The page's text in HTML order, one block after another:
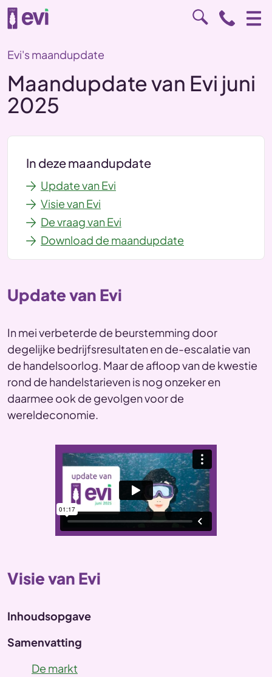
Evi's maandupdate
Maandupdate van Evi juni
2025
In deze maandupdate
Update van Evi
Visie van Evi
De vraag van Evi
Download de maandupdate
Update van Evi
In mei verbeterde de beurstemming door
degelijke bedrijfsresultaten en de-escalatie van
de handelsoorlog. Maar de afloop van de kwestie
rond de handelstarieven is nog onzeker en
daarmee ook de gevolgen voor de
wereldeconomie.
Visie van Evi
Inhoudsopgave
Samenvatting
De markt